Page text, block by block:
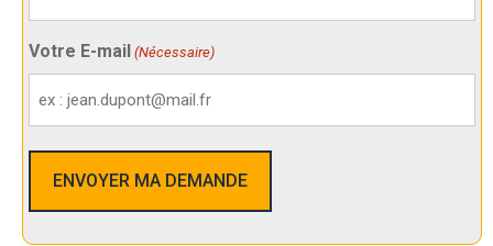
Votre E-mail (Nécessaire)